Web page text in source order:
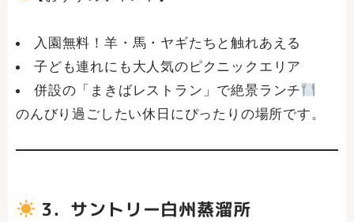
入園無料！羊・馬・ヤギたちと触れあえる
子ども連れにも大人気のピクニックエリア
併設の「まきばレストラン」で絶景ランチ
のんびり過ごしたい休日にぴったりの場所です。
3．サントリー白州蒸溜所